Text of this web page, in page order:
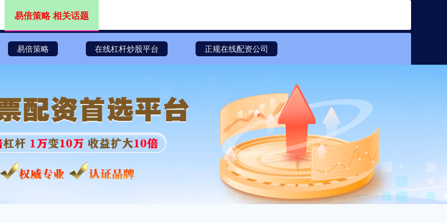
易倍策略 在线杠杆炒股平台 正规在线配资公司
易倍策略 相关话题